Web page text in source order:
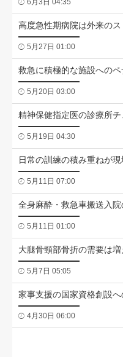
6月3日 04:35
高度急性期病院は外来のス
5月27日 01:00
救急に積極的な施設への
5月20日 03:00
精神保健指定医の診療所
5月19日 04:30
日常の訓練の積み重ねが
5月11日 07:00
全身麻酔・救急車搬送入
5月11日 01:00
大腿骨頸部骨折の需要は
5月7日 05:05
家事支援の国家資格創設へ
4月30日 06:00